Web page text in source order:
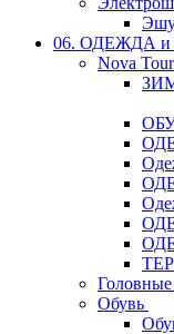
Эшу
06. ОДЕЖДА
Nova Tour
Обувь